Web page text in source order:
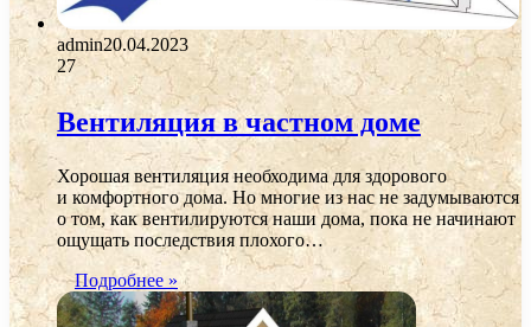
admin20.04.2023
27
Вентиляция в частном доме
Хорошая вентиляция необходима для здорового
и комфортного дома. Но многие из нас не задумываются
о том, как вентилируются наши дома, пока не начинают
ощущать последствия плохого…
Подробнее »